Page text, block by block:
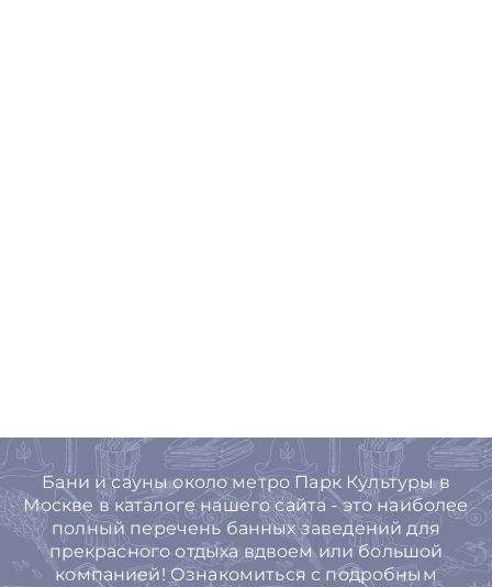
Бани и сауны около метро Парк Культуры в
Москве в каталоге нашего сайта - это наиболее
полный перечень банных заведений для
прекрасного отдыха вдвоем или большой
компанией! Ознакомиться с подробным